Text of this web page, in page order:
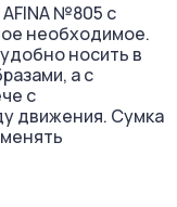
№805 с
необходимое.
носить в
а с
с
движения. Сумка